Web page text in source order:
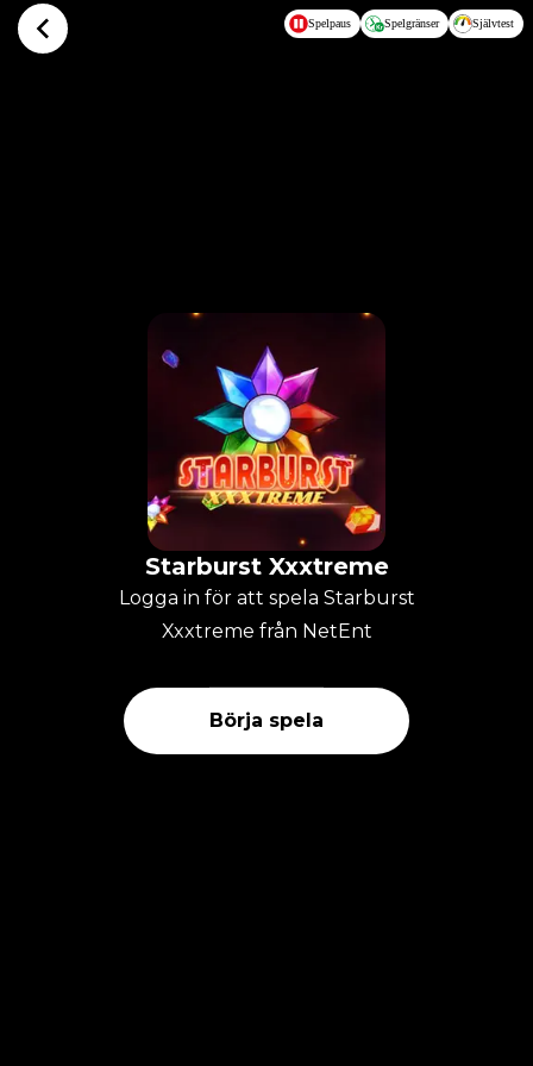
Hoppa till huvudinnehållet Spelpaus Spelgränser Självtest
Starburst Xxxtreme
Logga in för att spela Starburst
Xxxtreme från NetEnt
Börja spela